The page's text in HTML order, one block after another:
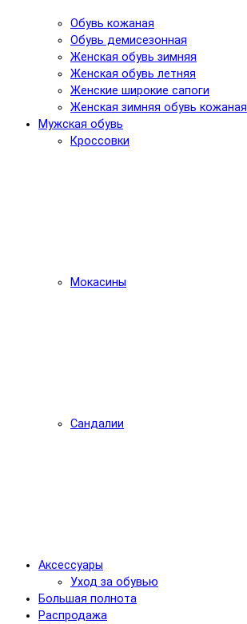
Обувь кожаная
Обувь демисезонная
Женская обувь зимняя
Женская обувь летняя
Женские широкие сапоги
Женская зимняя обувь кожаная
Мужская обувь
Кроссовки
Мокасины
Сандалии
Аксессуары
Уход за обувью
Большая полнота
Распродажа